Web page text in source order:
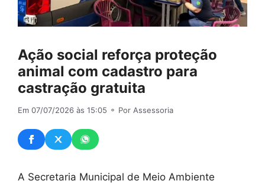
Ação social reforça proteção
animal com cadastro para
castração gratuita
Em 07/07/2026 às 15:05 ⚬ Por Assessoria
A Secretaria Municipal de Meio Ambiente